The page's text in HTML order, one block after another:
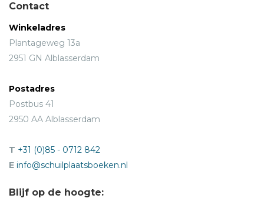
Contact
Winkeladres
Plantageweg 13a
2951 GN Alblasserdam
Postadres
Postbus 41
2950 AA Alblasserdam
T +31 (0)85 - 0712 842
E info@schuilplaatsboeken.nl
Blijf op de hoogte: